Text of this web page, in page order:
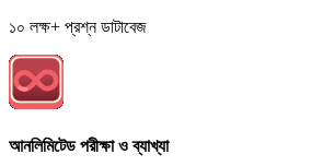
১০ লক্ষ+ প্রশ্ন ডাটাবেজ
আনলিমিটেড পরীক্ষা ও ব্যাখ্যা